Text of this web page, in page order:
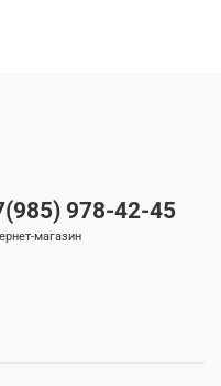
978-42-45
магазин